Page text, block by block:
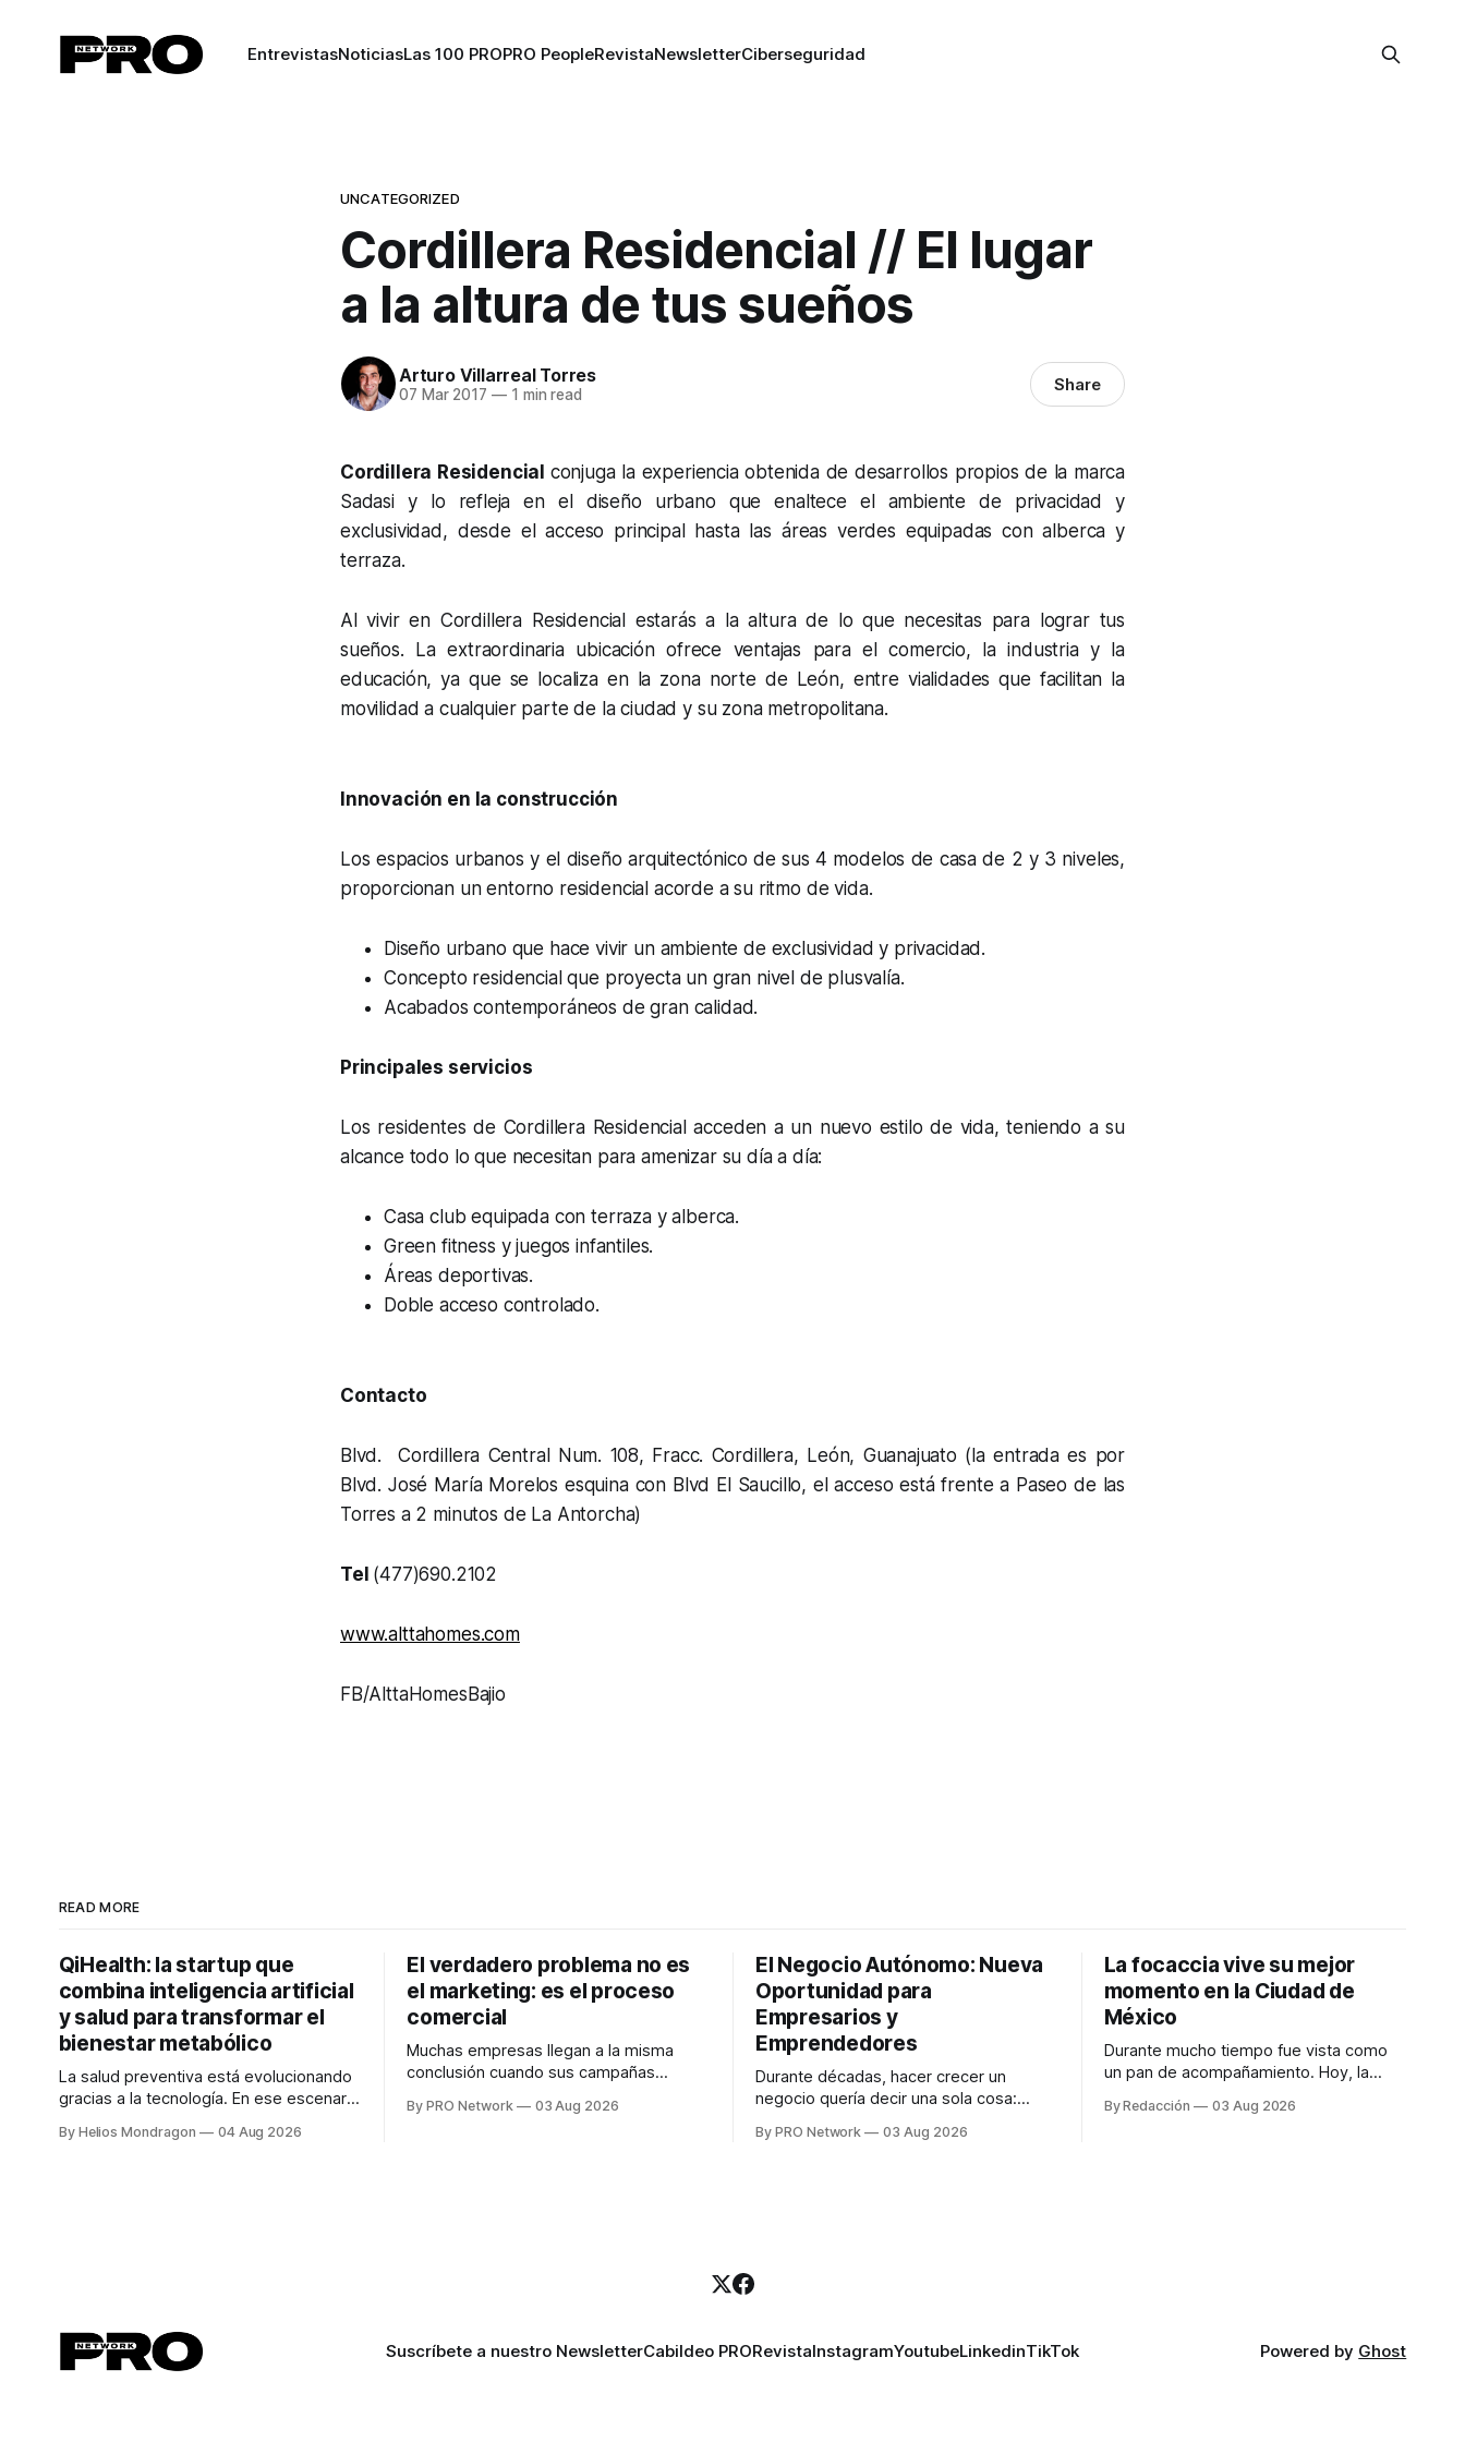
EntrevistasNoticiasLas 100 PROPRO PeopleRevistaNewsletterCiberseguridad
UNCATEGORIZED
Cordillera Residencial // El lugar
a la altura de tus sueños
Arturo Villarreal Torres
07 Mar 2017 —1 min read Share
Cordillera Residencial conjuga la experiencia obtenida de desarrollos propios de la marca
Sadasi y lo refleja en el diseño urbano que enaltece el ambiente de privacidad y
exclusividad, desde el acceso principal hasta las áreas verdes equipadas con alberca y
terraza.
Al vivir en Cordillera Residencial estarás a la altura de lo que necesitas para lograr tus
sueños. La extraordinaria ubicación ofrece ventajas para el comercio, la industria y la
educación, ya que se localiza en la zona norte de León, entre vialidades que facilitan la
movilidad a cualquier parte de la ciudad y su zona metropolitana.
Innovación en la construcción
Los espacios urbanos y el diseño arquitectónico de sus 4 modelos de casa de 2 y 3 niveles,
proporcionan un entorno residencial acorde a su ritmo de vida.
Diseño urbano que hace vivir un ambiente de exclusividad y privacidad.
Concepto residencial que proyecta un gran nivel de plusvalía.
Acabados contemporáneos de gran calidad.
Principales servicios
Los residentes de Cordillera Residencial acceden a un nuevo estilo de vida, teniendo a su
alcance todo lo que necesitan para amenizar su día a día:
Casa club equipada con terraza y alberca.
Green fitness y juegos infantiles.
Áreas deportivas.
Doble acceso controlado.
Contacto
Blvd. Cordillera Central Num. 108, Fracc. Cordillera, León, Guanajuato (la entrada es por
Blvd. José María Morelos esquina con Blvd El Saucillo, el acceso está frente a Paseo de las
Torres a 2 minutos de La Antorcha)
Tel (477)690.2102
www.alttahomes.com
FB/AlttaHomesBajio
READ MORE
QiHealth: la startup que
combina inteligencia artificial
y salud para transformar el
bienestar metabólico
La salud preventiva está evolucionando
gracias a la tecnología. En ese escenario
desarrolla un ecosistema digital capaz
By Helios Mondragon 04 Aug 2026
El verdadero problema no es
el marketing: es el proceso
comercial
Muchas empresas llegan a la misma
conclusión cuando sus campañas
marketing no funciona". Sin embargo,
By PRO Network 03 Aug 2026
El Negocio Autónomo: Nueva
Oportunidad para
Empresarios y
Emprendedores
Durante décadas, hacer crecer un
negocio quería decir una sola cosa:
anuncios, un especialista en marketing
By PRO Network 03 Aug 2026
La focaccia vive su mejor
momento en la Ciudad de
México
Durante mucho tiempo fue vista como
un pan de acompañamiento. Hoy, la
platillos favoritos de quienes buscan
By Redacción 03 Aug 2026
Suscríbete a nuestro NewsletterCabildeo PRORevistaInstagramYoutubeLinkedinTikTok Powered by Ghost